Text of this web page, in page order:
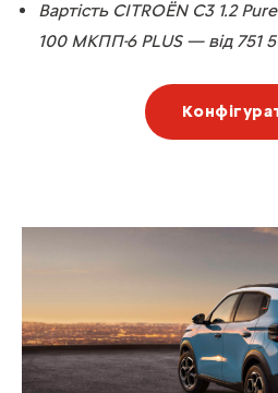
Вартість CITROЁN C3 1.2
100 МКПП-6 PLUS — від 751